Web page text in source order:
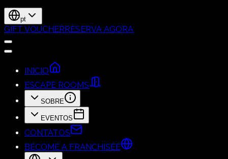
pt
GIFT VOUCHERRESERVA AGORA
INÍCIO
ESCAPE ROOMS
SOBRE
EVENTOS
CONTATOS
BECOME A FRANCHISEE